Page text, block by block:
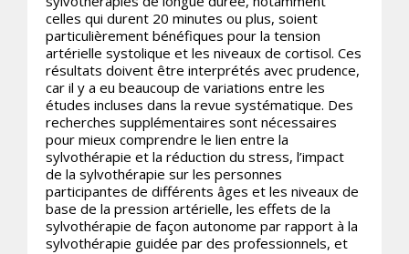
celles qui durent 20 minutes ou plus, soient
particulièrement bénéfiques pour la tension
artérielle systolique et les niveaux de cortisol. Ces
résultats doivent être interprétés avec prudence,
car il y a eu beaucoup de variations entre les
études incluses dans la revue systématique. Des
recherches supplémentaires sont nécessaires
pour mieux comprendre le lien entre la
sylvothérapie et la réduction du stress, l’impact
de la sylvothérapie sur les personnes
participantes de différents âges et les niveaux de
base de la pression artérielle, les effets de la
sylvothérapie de façon autonome par rapport à la
sylvothérapie guidée par des professionnels, et